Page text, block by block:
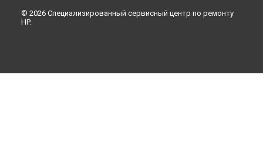
© 2026 Специализированный сервисный центр по ремонту
HP.